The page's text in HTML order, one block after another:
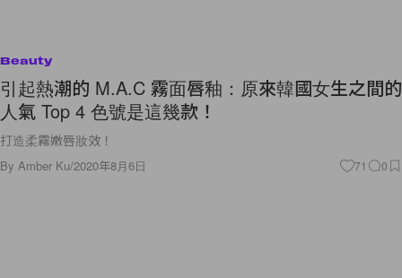
Beauty
引起熱潮的 M.A.C 霧面唇釉：原來韓國女生之間的
人氣 Top 4 色號是這幾款！
打造柔霧嫩唇妝效！
By Amber Ku/2020年8月6日 71 0